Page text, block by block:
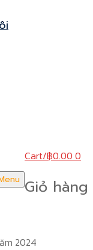
Cart/฿0.00 0
Giỏ hàng
2024